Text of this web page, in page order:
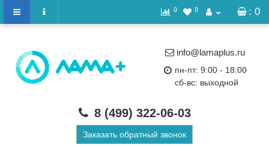
: 0
0 0
info@lamaplus.ru
пн-пт: 9:00 - 18:00
сб-вс: выходной
8 (499) 322-06-03
Заказать обратный звонок